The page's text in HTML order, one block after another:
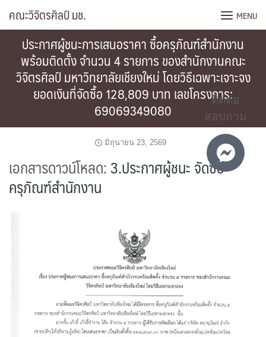
คณะวิจิตรศิลป์ มช. MENU
ประกาศผู้ชนะการเสนอราคา ซื้อครุภัณฑ์สำนักงาน
พร้อมติดตั้ง จำนวน 4 รายการ ของสำนักงานคณะ
วิจิตรศิลป์ มหาวิทยาลัยเชียงใหม่ โดยวิธีเฉพาะเจาะจง
ยอดเงินที่จัดซื้อ 128,809 บาท เลขโครงการ:
69069349080
มิถุนายน 23, 2569
เอกสารดาวน์โหลด:3.ประกาศผู้ชนะ จัดซื้อ
ครุภัณฑ์สำนักงาน
ติดต่อ
สอบถาม